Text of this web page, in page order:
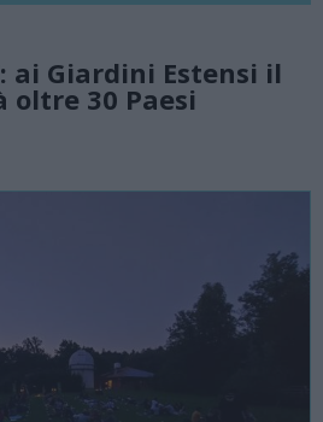
ai Giardini Estensi il
30 Paesi